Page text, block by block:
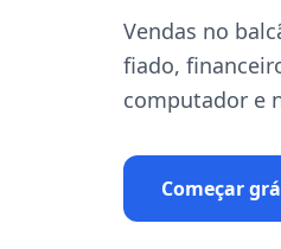
Vendas no
fiado,
computador e
Começar